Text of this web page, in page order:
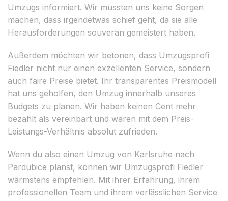
Umzugs informiert. Wir mussten uns keine Sorgen
machen, dass irgendetwas schief geht, da sie alle
Herausforderungen souverän gemeistert haben.
Außerdem möchten wir betonen, dass Umzugsprofi
Fiedler nicht nur einen exzellenten Service, sondern
auch faire Preise bietet. Ihr transparentes Preismodell
hat uns geholfen, den Umzug innerhalb unseres
Budgets zu planen. Wir haben keinen Cent mehr
bezahlt als vereinbart und waren mit dem Preis-
Leistungs-Verhältnis absolut zufrieden.
Wenn du also einen Umzug von Karlsruhe nach
Pardubice planst, können wir Umzugsprofi Fiedler
wärmstens empfehlen. Mit ihrer Erfahrung, ihrem
professionellen Team und ihrem verlässlichen Service